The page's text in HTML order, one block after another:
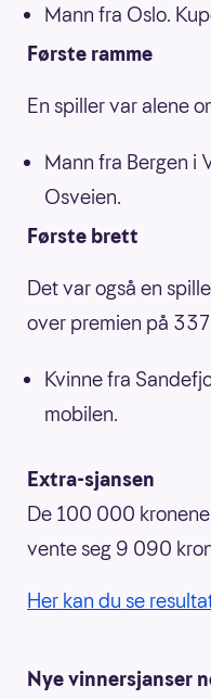
Mann fra Oslo.
Første ramme
En spiller var alene
Mann fra Bergen i
Osveien.
Første brett
Det var også en
over premien på
Kvinne fra
mobilen.
Extra-sjansen
De 100 000
vente seg 9 090
Her kan du se
Nye vinnersjanser